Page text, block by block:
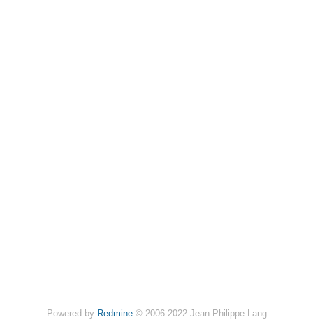
Powered by Redmine© 2006-2022 Jean-Philippe Lang